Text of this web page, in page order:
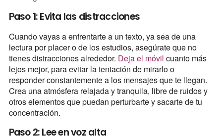
Paso 1: Evita las distracciones
Cuando vayas a enfrentarte a un texto, ya sea de una
lectura por placer o de los estudios, asegúrate que no
tienes distracciones alrededor. Deja el móvil cuanto más
lejos mejor, para evitar la tentación de mirarlo o
responder constantemente a los mensajes que te llegan.
Crea una atmósfera relajada y tranquila, libre de ruidos y
otros elementos que puedan perturbarte y sacarte de tu
concentración.
Paso 2: Lee en voz alta